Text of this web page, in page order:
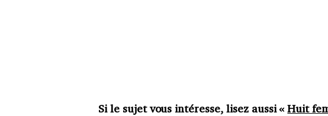
Si le sujet vous intéresse, lisez aussi «Huit